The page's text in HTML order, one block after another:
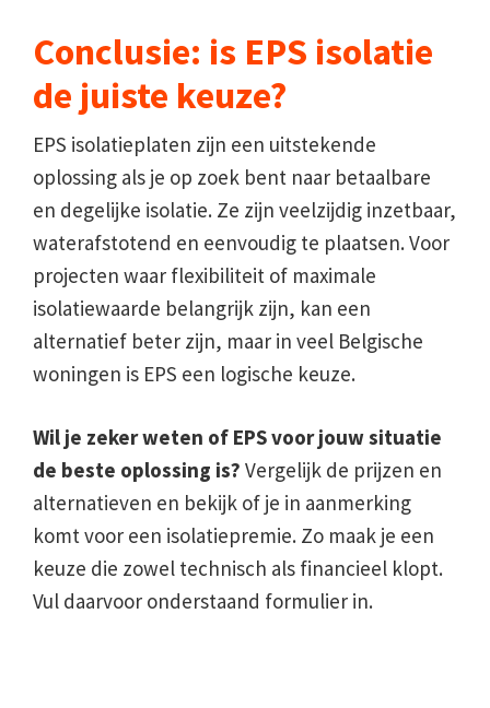
Conclusie: is EPS isolatie
de juiste keuze?
EPS isolatieplaten zijn een uitstekende
oplossing als je op zoek bent naar betaalbare
en degelijke isolatie. Ze zijn veelzijdig inzetbaar,
waterafstotend en eenvoudig te plaatsen. Voor
projecten waar flexibiliteit of maximale
isolatiewaarde belangrijk zijn, kan een
alternatief beter zijn, maar in veel Belgische
woningen is EPS een logische keuze.
Wil je zeker weten of EPS voor jouw situatie
de beste oplossing is? Vergelijk de prijzen en
alternatieven en bekijk of je in aanmerking
komt voor een isolatiepremie. Zo maak je een
keuze die zowel technisch als financieel klopt.
Vul daarvoor onderstaand formulier in.